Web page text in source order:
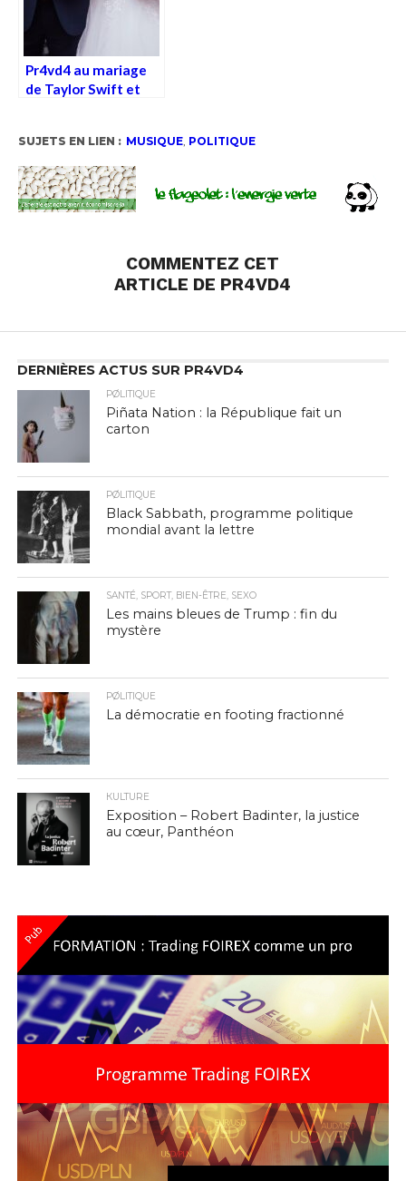
Pr4vd4 au mariage
de Taylor Swift et
historique
SUJETS EN LIEN : MUSIQUE, POLITIQUE
COMMENTEZ CET
ARTICLE DE PR4VD4
DERNIÈRES ACTUS SUR PR4VD4
PØLITIQUE
Piñata Nation : la République fait un
carton
PØLITIQUE
Black Sabbath, programme politique
mondial avant la lettre
SANTÉ, SPORT, BIEN-ÊTRE, SEXO
Les mains bleues de Trump : fin du
mystère
PØLITIQUE
La démocratie en footing fractionné
КULTURE
Exposition – Robert Badinter, la justice
au cœur, Panthéon